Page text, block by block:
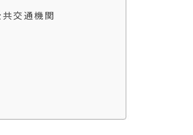
交通機関